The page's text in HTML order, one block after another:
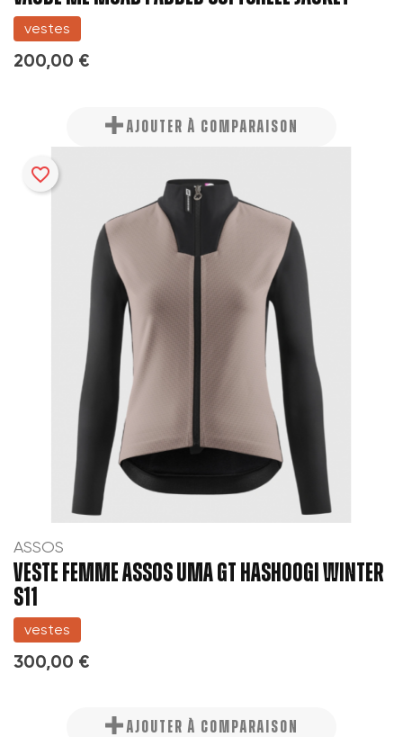
vestes
200,00 €
AJOUTER À COMPARAISON
ASSOS
VESTE FEMME ASSOS UMA GT HASHOOGI WINTER
S11
vestes
300,00 €
favorite_border
AJOUTER À COMPARAISON